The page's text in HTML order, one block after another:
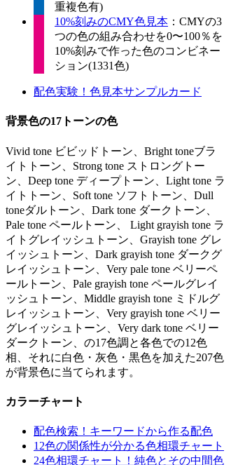
重複色有)
10%刻みのCMY色見本 ：CMYの3
つの色の組み合わせを0〜100％を
10%刻みで作った色のコンビネー
ション(1331色)
配色実験！色見本サンプルカード
背景色の17トーンの色
Vivid tone ビビッドトーン、Bright toneブラ
イトトーン、Strong tone ストロングトー
ン、Deep tone ディープトーン、Light tone ラ
イトトーン、Soft tone ソフトトーン、Dull
toneダルトーン、Dark tone ダークトーン、
Pale tone ペールトーン、 Light grayish tone ラ
イトグレイッシュトーン、Grayish tone グレ
イッシュトーン、Dark grayish tone ダークグ
レイッシュトーン、Very pale tone ベリーペ
ールトーン、Pale grayish tone ペールグレイ
ッシュトーン、Middle grayish tone ミドルグ
レイッシュトーン、Very grayish tone ベリー
グレイッシュトーン、Very dark tone ベリー
ダークトーン、の17色調と各色での12色
相、それに白色・灰色・黒色を加えた207色
が背景色に当てられます。
カラーチャート
配色検索！キーワードから作る配色
12色の関係性が分かる色相環チャート
24色相環チャート！純色とその中間色